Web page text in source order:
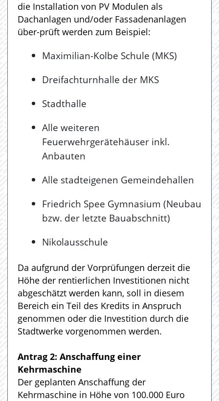
die Installation von PV Modulen als
Dachanlagen und/oder Fassadenanlagen
über-prüft werden zum Beispiel:
Maximilian-Kolbe Schule (MKS)
Dreifachturnhalle der MKS
Stadthalle
Alle weiteren
Feuerwehrgerätehäuser inkl.
Anbauten
Alle stadteigenen Gemeindehallen
Friedrich Spee Gymnasium (Neubau
bzw. der letzte Bauabschnitt)
Nikolausschule
Da aufgrund der Vorprüfungen derzeit die
Höhe der rentierlichen Investitionen nicht
abgeschätzt werden kann, soll in diesem
Bereich ein Teil des Kredits in Anspruch
genommen oder die Investition durch die
Stadtwerke vorgenommen werden.
Antrag 2: Anschaffung einer
Kehrmaschine
Der geplanten Anschaffung der
Kehrmaschine in Höhe von 100.000 Euro